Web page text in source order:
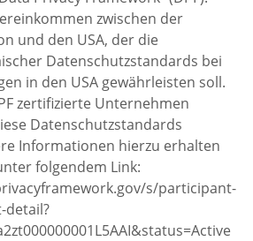
zwischen der
und den USA, der die
Datenschutzstandards bei
in den USA gewährleisten soll.
zertifizierte Unternehmen
Datenschutzstandards
Informationen hierzu erhalten
folgendem Link:
s/participant-
detail?